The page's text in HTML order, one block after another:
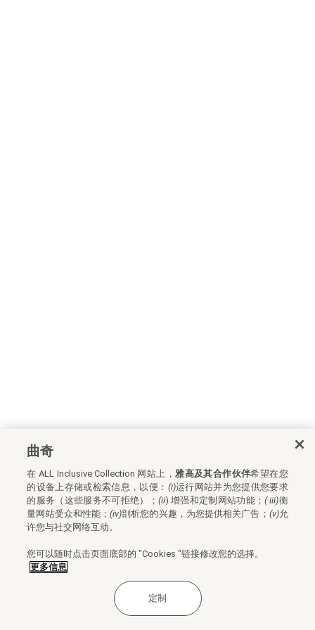
曲奇
在 ALL Inclusive Collection 网站上，雅高及其合作伙伴希望在您
的设备上存储或检索信息，以便： (i)运行网站并为您提供您要求
的服务（这些服务不可拒绝）； (ii) 增强和定制网站功能； ( iii)衡
量网站受众和性能；(iv)剖析您的兴趣，为您提供相关广告； (v)允
许您与社交网络互动。
您可以随时点击页面底部的 "Cookies "链接修改您的选择。
更多信息
定制